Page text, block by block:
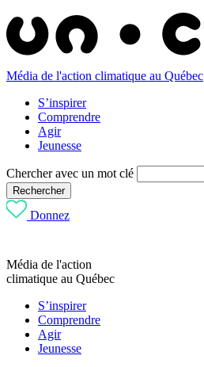
Média de l'action climatique au Québec
S’inspirer
Comprendre
Agir
Jeunesse
Chercher avec un mot clé
Rechercher
Donnez
Média de l'action
climatique au Québec
S’inspirer
Comprendre
Agir
Jeunesse